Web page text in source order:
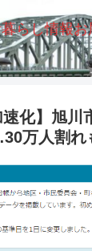
らし情報
速化】旭川
万人割れ